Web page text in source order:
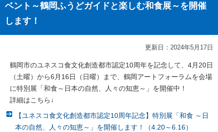
ベント～鶴岡ふうどガイドと楽しむ和食展～を開催
します！
更新日：2024年5月17日
鶴岡市のユネスコ食文化創造都市認定10周年を記念して、4月20日
（土曜）から6月16日（日曜）まで、鶴岡アートフォーラムを会場
に特別展「和食～日本の自然、人々の知恵～」を開催中！
詳細はこちら↓
【ユネスコ食文化創造都市認定10周年記念】特別展「和食 ～日
本の自然、人々の知恵～」を開催します！（4.20～6.16）